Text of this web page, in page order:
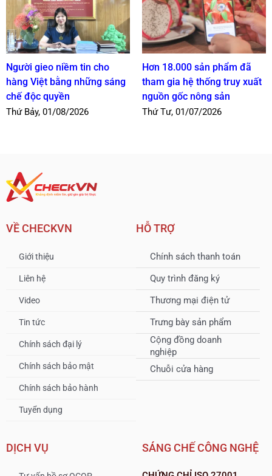
Người gieo niềm tin cho
hàng Việt bằng những sáng
chế độc quyền
Thứ Bảy, 01/08/2026
Hơn 18.000 sản phẩm đã
tham gia hệ thống truy xuất
nguồn gốc nông sản
Thứ Tư, 01/07/2026
VỀ CHECKVN
Giới thiệu
Liên hệ
Video
Tin tức
Chính sách đại lý
Chính sách bảo mật
Chính sách bảo hành
Tuyển dụng
HỖ TRỢ
Chính sách thanh toán
Quy trình đăng ký
Thương mại điện tử
Trưng bày sản phẩm
Cộng đồng doanh
nghiệp
Chuỗi cửa hàng
DỊCH VỤ SÁNG CHẾ CÔNG NGHỆ